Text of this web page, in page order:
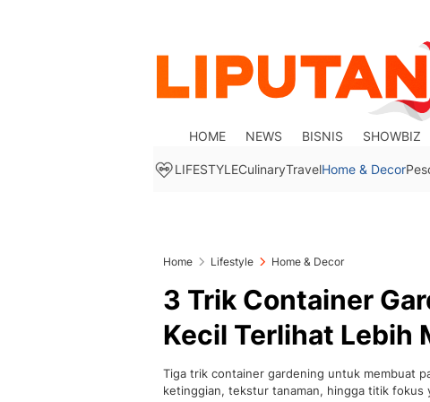
HOME NEWS BISNIS SHOWBIZ
LIFESTYLECulinaryTravelHome & Decor
Home Lifestyle Home & Decor
3 Trik Container
Kecil Terlihat Lebih
Tiga trik container gardening untuk membuat
ketinggian, tekstur tanaman, hingga titik fokus